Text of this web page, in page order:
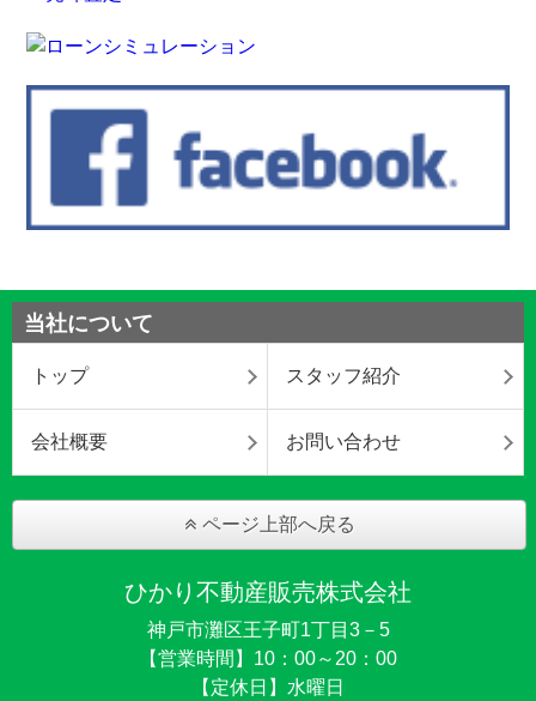
当社について
トップ スタッフ紹介
会社概要 お問い合わせ
ページ上部へ戻る
ひかり不動産販売株式会社
神戸市灘区王子町1丁目3－5
【営業時間】10：00～20：00
【定休日】水曜日